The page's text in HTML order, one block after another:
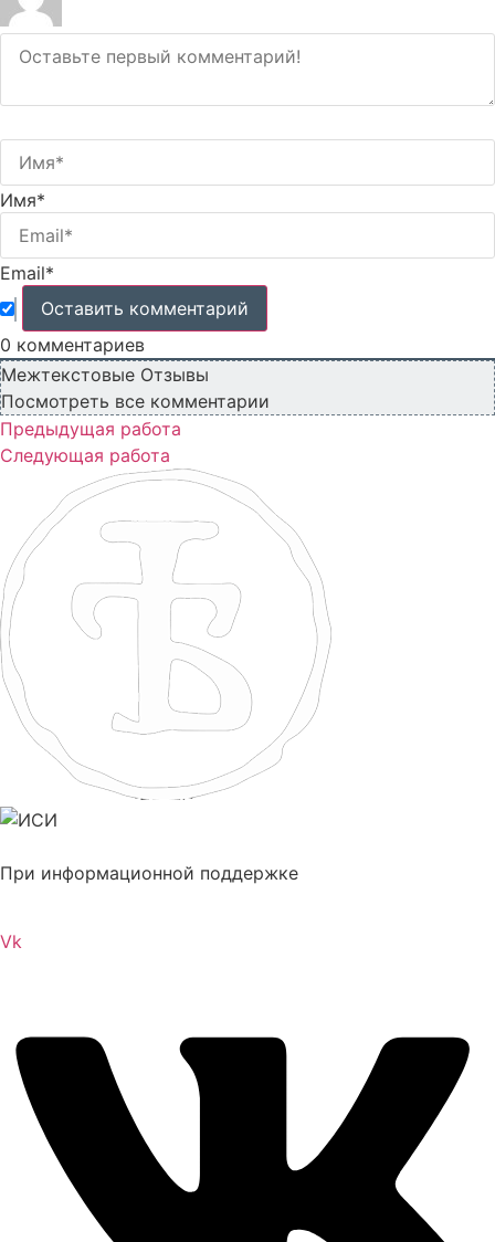
Имя*
Email*
0 комментариев
Межтекстовые Отзывы
Посмотреть все комментарии
Предыдущая работа
Следующая работа
При информационной поддержке
Vk